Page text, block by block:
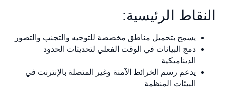
النقاط الرئيسية:
يسمح بتحميل مناطق مخصصة للتوجيه والتجنب والتصور
دمج البيانات في الوقت الفعلي لتحديثات الحدود
الديناميكية
يدعم رسم الخرائط الآمنة وغير المتصلة بالإنترنت في
البيئات المنظمة